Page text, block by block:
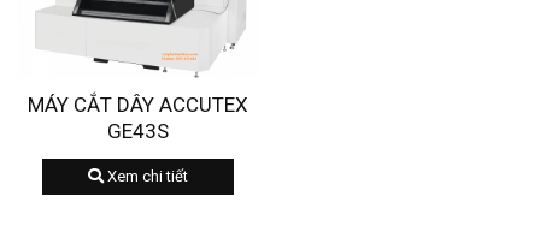
MÁY CẮT DÂY ACCUTEX
GE43S
Xem chi tiết